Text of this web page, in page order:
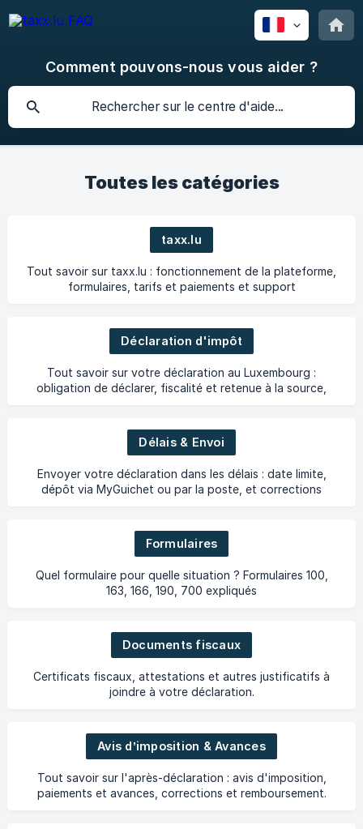
Comment pouvons-nous vous aider ?
Toutes les catégories
taxx.lu
Tout savoir sur taxx.lu : fonctionnement de la plateforme,
formulaires, tarifs et paiements et support
Déclaration d'impôt
Tout savoir sur votre déclaration au Luxembourg :
obligation de déclarer, fiscalité et retenue à la source,
Délais & Envoi
Envoyer votre déclaration dans les délais : date limite,
dépôt via MyGuichet ou par la poste, et corrections
Formulaires
Quel formulaire pour quelle situation ? Formulaires 100,
163, 166, 190, 700 expliqués
Documents fiscaux
Certificats fiscaux, attestations et autres justificatifs à
joindre à votre déclaration.
Avis d’imposition & Avances
Tout savoir sur l'après-déclaration : avis d'imposition,
paiements et avances, corrections et remboursement.